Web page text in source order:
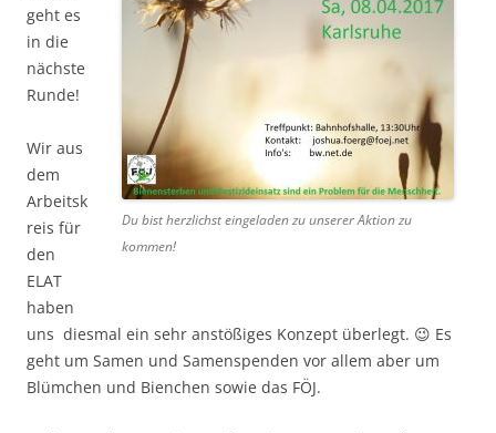
Du bist herzlichst eingeladen zu unserer Aktion zu
kommen!
geht es
in die
nächste
Runde!
Wir aus
dem
Arbeitsk
reis für
den
ELAT
haben
uns diesmal ein sehr anstößiges Konzept überlegt. 😉 Es
geht um Samen und Samenspenden vor allem aber um
Blümchen und Bienchen sowie das FÖJ.